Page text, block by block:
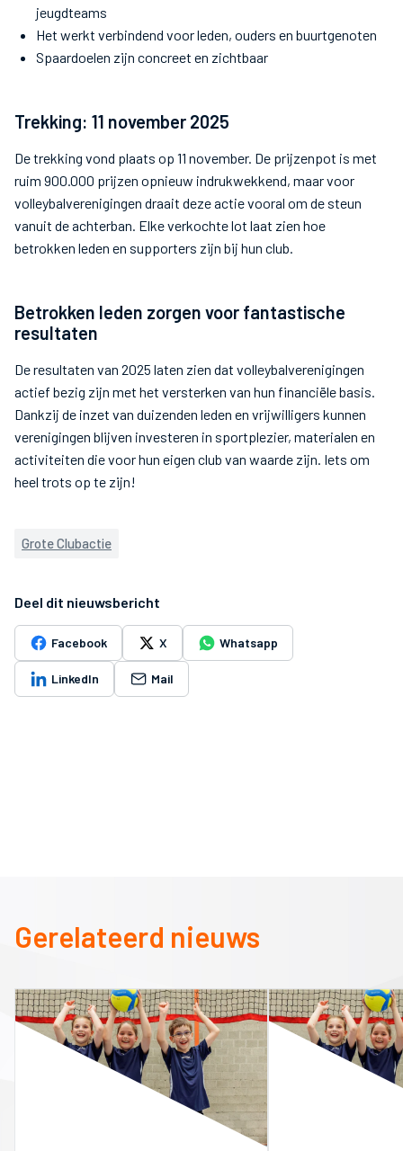
jeugdteams
Het werkt verbindend voor leden, ouders en buurtgenoten
Spaardoelen zijn concreet en zichtbaar
Trekking: 11 november 2025
De trekking vond plaats op 11 november. De prijzenpot is met
ruim 900.000 prijzen opnieuw indrukwekkend, maar voor
volleybalverenigingen draait deze actie vooral om de steun
vanuit de achterban. Elke verkochte lot laat zien hoe
betrokken leden en supporters zijn bij hun club.
Betrokken leden zorgen voor fantastische
resultaten
De resultaten van 2025 laten zien dat volleybalverenigingen
actief bezig zijn met het versterken van hun financiële basis.
Dankzij de inzet van duizenden leden en vrijwilligers kunnen
verenigingen blijven investeren in sportplezier, materialen en
activiteiten die voor hun eigen club van waarde zijn. Iets om
heel trots op te zijn!
Grote Clubactie
Deel dit nieuwsbericht
Facebook X Whatsapp
LinkedIn Mail
Gerelateerd nieuws